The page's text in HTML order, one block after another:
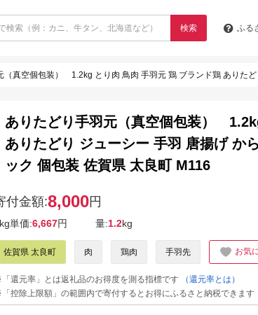
検索 ふる
個包装） 1.2kg とり肉 鳥肉 手羽元 鶏 ブランド鶏 ありたどり ジューシー 手羽 唐
ありたどり手羽元（真空個包装）
ありたどり ジューシー 手羽 唐揚げ か
ック 個包装 佐賀県 太良町 M116
付金額:8,000円
単価:6,667円 量:1.2kg
佐賀県 太良町 肉 鶏肉 手羽先 お気
還元率」とは返礼品のお得度を測る指標です
（還元率とは）
控除上限額」の範囲内で寄付するとお得にふるさと納税できます